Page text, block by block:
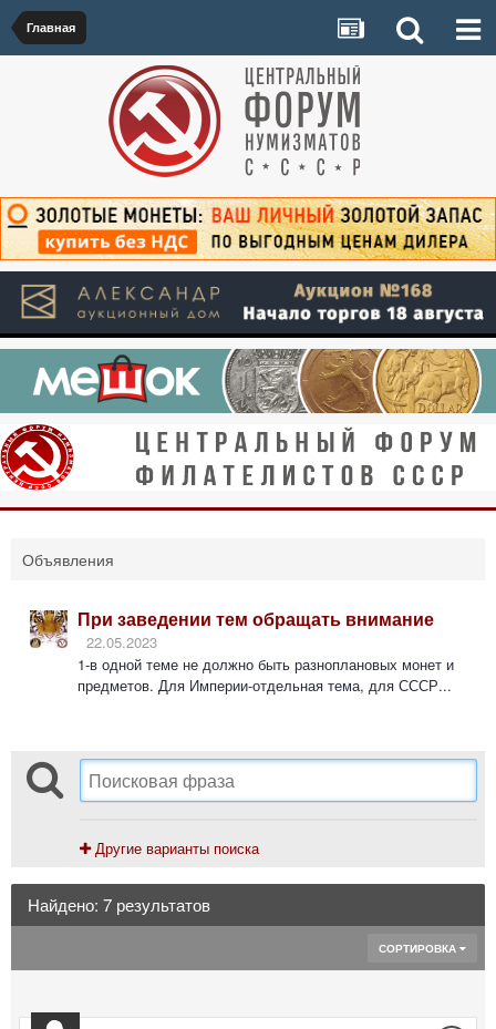
Главная
Объявления
При заведении тем обращать внимание
22.05.2023
1-в одной теме не должно быть разноплановых монет и
предметов. Для Империи-отдельная тема, для СССР...
Другие варианты поиска
Найдено: 7 результатов
СОРТИРОВКА